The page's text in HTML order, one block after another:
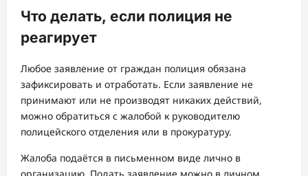
Что делать, если полиция не
реагирует
Любое заявление от граждан полиция обязана
зафиксировать и отработать. Если заявление не
принимают или не производят никаких действий,
можно обратиться с жалобой к руководителю
полицейского отделения или в прокуратуру.
Жалоба подаётся в письменном виде лично в